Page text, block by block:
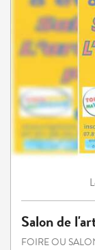
Salon de
FOIRE OU